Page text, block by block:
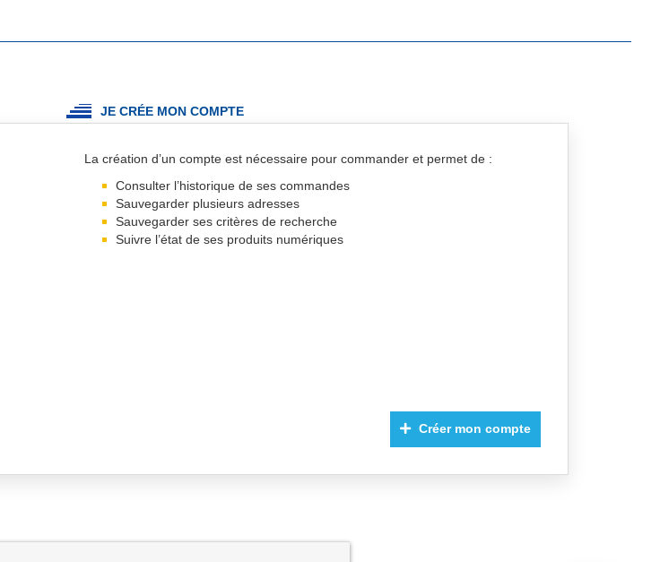
JE CRÉE MON COMPTE
La création d’un compte est nécessaire pour commander et permet de :
Consulter l’historique de ses commandes
Sauvegarder plusieurs adresses
Sauvegarder ses critères de recherche
Suivre l’état de ses produits numériques
Créer mon compte